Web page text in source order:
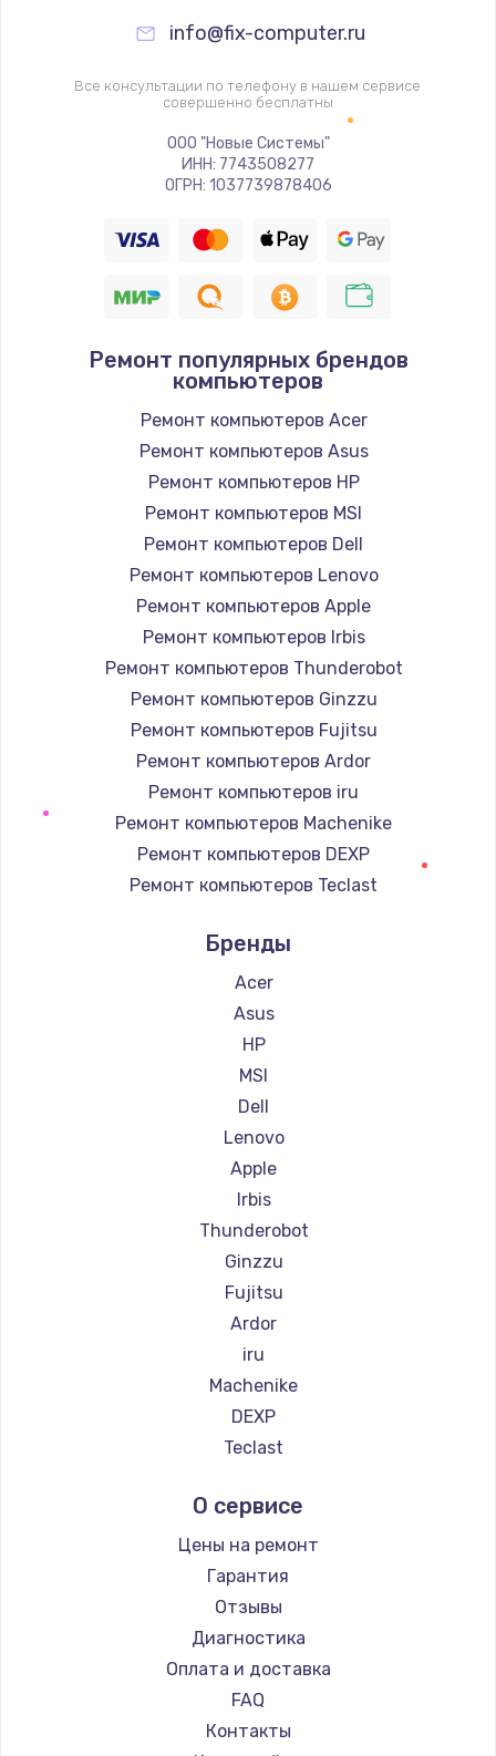
Замена термопасты
1060 руб.
Заказать
Замена шлейфа матрицы
1760 руб.
940 руб.
Замена северного моста
2750 руб.
Заказать
Замена SSD
995 руб.
Заказать
Замена аккумулятора
620 руб.
Заказать
Замена клавиатуры
990 руб.
Заказать
Замена корпуса
Заказать
Замена HDMI
Заказать
info@fix-computer.ru
Все консультации по телефону в нашем сервисе
совершенно бесплатны
ООО "Новые Системы"
ИНН: 7743508277
ОГРН: 1037739878406
Ремонт популярных брендов
компьютеров
Ремонт компьютеров Acer
Ремонт компьютеров Asus
Ремонт компьютеров HP
Ремонт компьютеров MSI
Ремонт компьютеров Dell
Ремонт компьютеров Lenovo
Ремонт компьютеров Apple
Ремонт компьютеров Irbis
Ремонт компьютеров Thunderobot
Ремонт компьютеров Ginzzu
Ремонт компьютеров Fujitsu
Ремонт компьютеров Ardor
Ремонт компьютеров iru
Ремонт компьютеров Machenike
Ремонт компьютеров DEXP
Ремонт компьютеров Teclast
Ремонт компьютеров Beelink
Ремонт компьютеров CHUWI
Бренды
Acer
Asus
HP
MSI
Dell
Lenovo
Apple
Irbis
Thunderobot
Ginzzu
Fujitsu
Ardor
iru
Machenike
DEXP
Teclast
Beelink
CHUWI
О сервисе
Цены на ремонт
Гарантия
Отзывы
Диагностика
Оплата и доставка
FAQ
Контакты